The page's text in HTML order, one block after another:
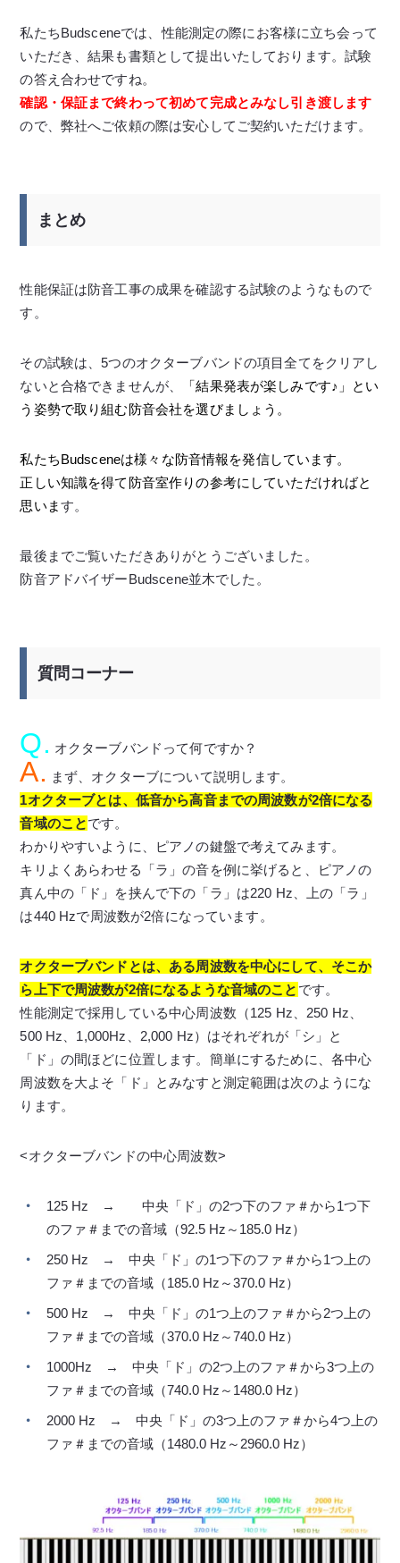
私たちBudsceneでは、性能測定の際にお客様に立ち会って
いただき、結果も書類として提出いたしております。試験
の答え合わせですね。
確認・保証まで終わって初めて完成とみなし引き渡します
ので、弊社へご依頼の際は安心してご契約いただけます。
まとめ
性能保証は防音工事の成果を確認する試験のようなもので
す。
その試験は、5つのオクターブバンドの項目全てをクリアし
ないと合格できませんが、
「結果発表が楽しみです♪」
とい
う姿勢で取り組む防音会社を選びましょう。
私たちBudsceneは様々な防音情報を発信しています。
正しい知識を得て防音室作りの参考にしていただければと
思います。
最後までご覧いただきありがとうございました。
防音アドバイザーBudscene並木でした。
質問コーナー
Q. オクターブバンドって何ですか？
A. まず、オクターブについて説明します。
1オクターブとは、低音から高音までの周波数が2倍になる
音域のことです。
わかりやすいように、ピアノの鍵盤で考えてみます。
キリよくあらわせる「ラ」の音を例に挙げると、ピアノの
真ん中の「ド」を挟んで下の「ラ」は220 Hz、上の「ラ」
は440 Hzで周波数が2倍になっています。
オクターブバンドとは、ある周波数を中心にして、そこか
ら上下で周波数が2倍になるような音域のこと です。
性能測定で採用している中心周波数（125 Hz、250 Hz、
500 Hz、1,000Hz、2,000 Hz）はそれぞれが「シ」と
「ド」の間ほどに位置します。簡単にするために、各中心
周波数を大よそ「ド」とみなすと測定範囲は次のようにな
ります。
<オクターブバンドの中心周波数>
125 Hz → 中央「ド」の2つ下のファ＃から1つ下
のファ＃までの音域（92.5 Hz～185.0 Hz）
250 Hz → 中央「ド」の1つ下のファ＃から1つ上の
ファ＃までの音域（185.0 Hz～370.0 Hz）
500 Hz → 中央「ド」の1つ上のファ＃から2つ上の
ファ＃までの音域（370.0 Hz～740.0 Hz）
1000Hz → 中央「ド」の2つ上のファ＃から3つ上の
ファ＃までの音域（740.0 Hz～1480.0 Hz）
2000 Hz → 中央「ド」の3つ上のファ＃から4つ上の
ファ＃までの音域（1480.0 Hz～2960.0 Hz）